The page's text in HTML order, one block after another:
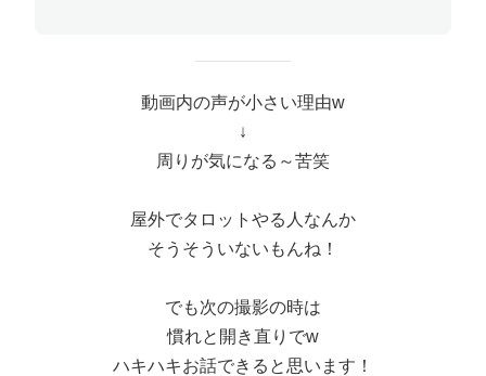
動画内の声が小さい理由w
↓
周りが気になる～苦笑
屋外でタロットやる人なんか
そうそういないもんね！
でも次の撮影の時は
慣れと開き直りでw
ハキハキお話できると思います！